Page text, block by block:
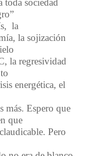
la
la sojización
la regresividad
energética, el
más. Espero que
que
Pero